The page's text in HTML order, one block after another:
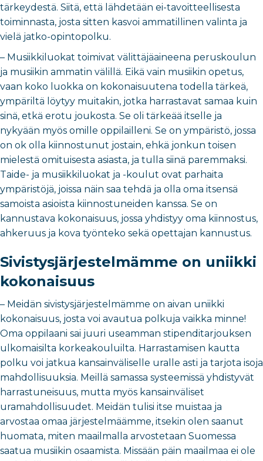
tärkeydestä. Siitä, että lähdetään ei-tavoitteellisesta
toiminnasta, josta sitten kasvoi ammatillinen valinta ja
vielä jatko-opintopolku.
– Musiikkiluokat toimivat välittäjäaineena peruskoulun
ja musiikin ammatin välillä. Eikä vain musiikin opetus,
vaan koko luokka on kokonaisuutena todella tärkeä,
ympäriltä löytyy muitakin, jotka harrastavat samaa kuin
sinä, etkä erotu joukosta. Se oli tärkeää itselle ja
nykyään myös omille oppilailleni. Se on ympäristö, jossa
on ok olla kiinnostunut jostain, ehkä jonkun toisen
mielestä omituisesta asiasta, ja tulla siinä paremmaksi.
Taide- ja musiikkiluokat ja -koulut ovat parhaita
ympäristöjä, joissa näin saa tehdä ja olla oma itsensä
samoista asioista kiinnostuneiden kanssa. Se on
kannustava kokonaisuus, jossa yhdistyy oma kiinnostus,
ahkeruus ja kova työnteko sekä opettajan kannustus.
Sivistysjärjestelmämme on uniikki
kokonaisuus
– Meidän sivistysjärjestelmämme on aivan uniikki
kokonaisuus, josta voi avautua polkuja vaikka minne!
Oma oppilaani sai juuri useamman stipenditarjouksen
ulkomaisilta korkeakouluilta. Harrastamisen kautta
polku voi jatkua kansainväliselle uralle asti ja tarjota isoja
mahdollisuuksia. Meillä samassa systeemissä yhdistyvät
harrastuneisuus, mutta myös kansainväliset
uramahdollisuudet. Meidän tulisi itse muistaa ja
arvostaa omaa järjestelmäämme, itsekin olen saanut
huomata, miten maailmalla arvostetaan Suomessa
saatua musiikin osaamista. Missään päin maailmaa ei ole